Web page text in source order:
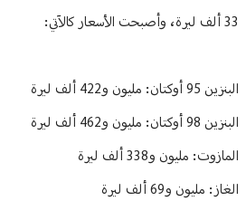
33 ألف ليرة، وأصبحت الأسعار كالآتي:
البنزين 95 أوكتان: مليون و422 ألف ليرة
البنزين 98 أوكتان: مليون و462 ألف ليرة
المازوت: مليون و338 ألف ليرة
الغاز: مليون و69 ألف ليرة